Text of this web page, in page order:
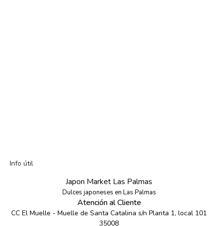
Info útil
Japon Market Las Palmas
Dulces japoneses en Las Palmas
Atención al Cliente
CC El Muelle - Muelle de Santa Catalina s/n Planta 1, local 101
35008